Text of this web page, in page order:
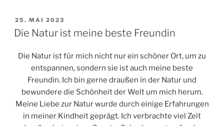
VERÖFFENTLICHT
AM
25. MAI 2023
Die Natur ist meine beste Freundin
Die Natur ist für mich nicht nur ein schöner Ort, um zu
entspannen, sondern sie ist auch meine beste
Freundin. Ich bin gerne draußen in der Natur und
bewundere die Schönheit der Welt um mich herum.
Meine Liebe zur Natur wurde durch einige Erfahrungen
in meiner Kindheit geprägt. Ich verbrachte viel Zeit